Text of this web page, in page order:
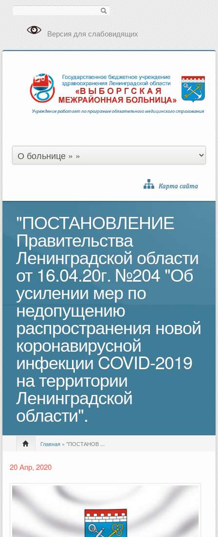
Версия для слабовидящих
"ПОСТАНОВЛЕНИЕ
Правительства
Ленинградской области
от 16.04.20г. №204 "Об
усилении мер по
недопущению
распространения новой
коронавирусной
инфекции COVID-2019
на территории
Ленинградской
области".
Главная » "ПОСТАНОВ ...
20 Апр, 2020